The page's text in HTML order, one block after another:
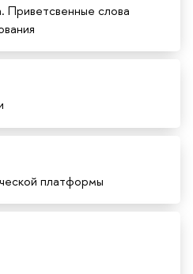
Приветсвенные слова
платформы